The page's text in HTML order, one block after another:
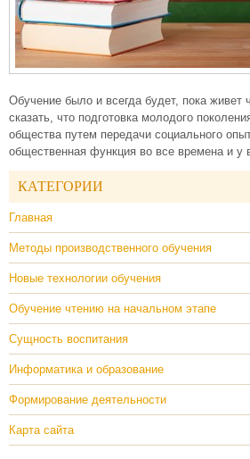
Обучение было и всегда будет, пока живет
сказать, что подготовка молодого
общества путем передачи социального
общественная функция во все времена и у
КАТЕГОРИИ
Главная
Методы производственного обучения
Новые технологии обучения
Обучение чтению на начальном этапе
Сущность воспитания
Информатика и образование
Формирование деятельности
Карта сайта